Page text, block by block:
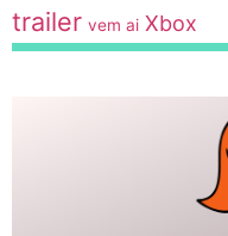
trailer vem ai Xbox